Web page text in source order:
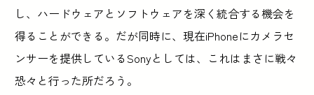
し、ハードウェアとソフトウェアを深く統合する機会を
得ることができる。だが同時に、現在iPhoneにカメラセ
ンサーを提供しているSonyとしては、これはまさに戦々
恐々と行った所だろう。